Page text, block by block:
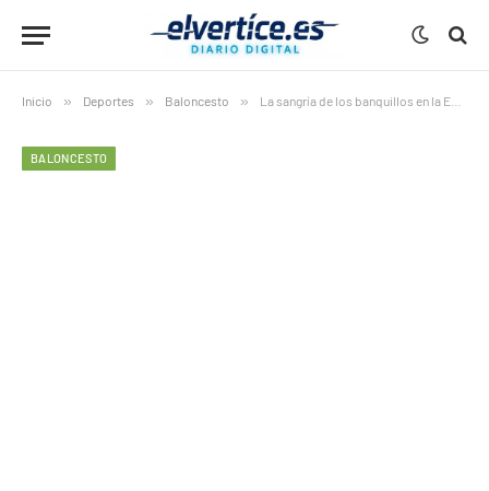
Inicio » Deportes » Baloncesto » La sangría de los banquillos en la Euroliga: diez entrenadores cesados en una temporada histórica
BALONCESTO